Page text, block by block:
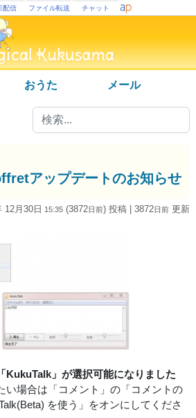
配信 ファイル転送 チャット
おうた メール
アップデートのお知らせ
12月30日 15:35 (3872日前) 投稿 | 3872日前 更新
KukuTalk」が選択可能になりました
い場合は「コメント」の「コメントの
を使う」をオンにしてくださ